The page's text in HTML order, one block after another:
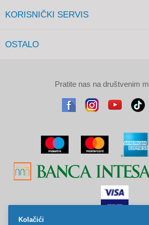
KORISNIČKI SERVIS
OSTALO
Kolačići
Pratite nas na društvenim